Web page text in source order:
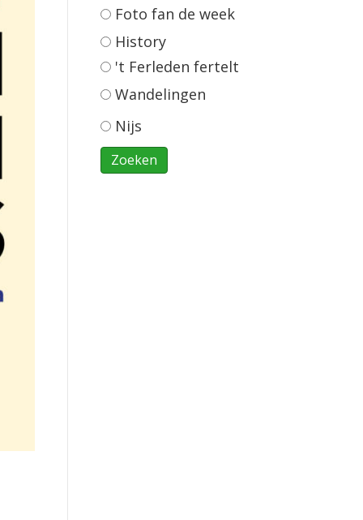
Foto fan de week
History
't Ferleden fertelt
Wandelingen
Nijs